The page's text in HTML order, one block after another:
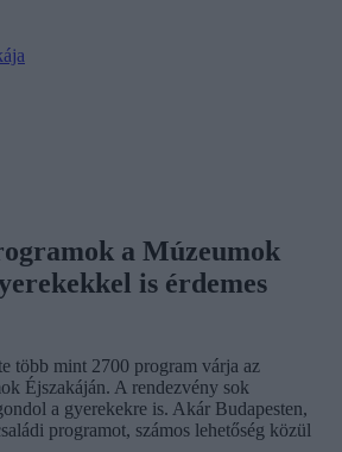
a Múzeumok
is érdemes
több mint 2700 program várja az
Éjszakáján. A rendezvény sok
a gyerekekre is. Akár Budapesten,
programot, számos lehetőség közül